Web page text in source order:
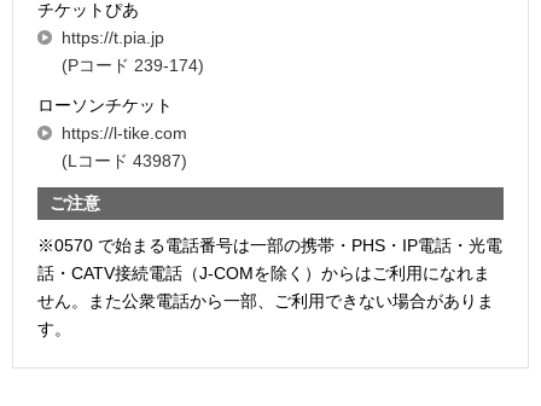
チケットぴあ
https://t.pia.jp
(Pコード 239-174)
ローソンチケット
https://l-tike.com
(Lコード 43987)
ご注意
※0570 で始まる電話番号は一部の携帯・PHS・IP電話・光電
話・CATV接続電話（J-COMを除く）からはご利用になれま
せん。また公衆電話から一部、ご利用できない場合がありま
す。